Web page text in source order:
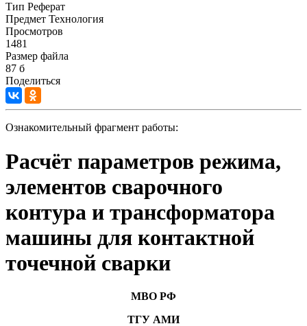
Тип Реферат
Предмет Технология
Просмотров
1481
Размер файла
87 б
Поделиться
Ознакомительный фрагмент работы:
Расчёт параметров режима,
элементов сварочного
контура и трансформатора
машины для контактной
точечной сварки
МВО РФ
ТГУ АМИ